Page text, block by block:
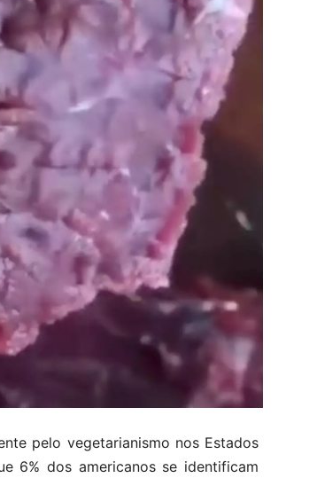
pelo vegetarianismo nos Estados
6% dos americanos se identificam